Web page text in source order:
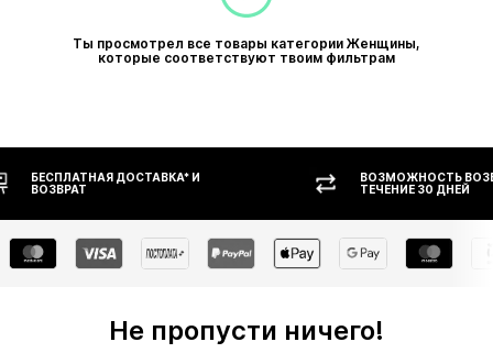
Ты просмотрел все товары категории Женщины,
которые соответствуют твоим фильтрам
ВОЗМОЖНОСТЬ ВОЗВРАТА В
Не пропусти ничего!